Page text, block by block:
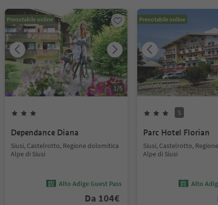
Prenotabile online
1/5
Dependance Diana
Siusi, Castelrotto, Regione dolomitica
Alpe di Siusi
Alto Adige Guest Pass
Da 104€
Prenotabile online
S
Parc Hotel Florian
Siusi, Castelrotto,
Alpe di Siusi
Alto